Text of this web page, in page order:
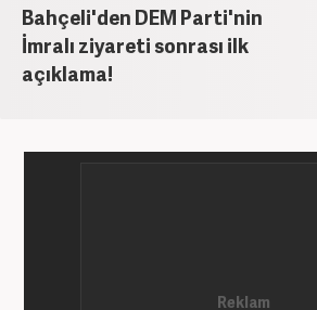
Bahçeli'den DEM Parti'nin
İmralı ziyareti sonrası ilk
açıklama!